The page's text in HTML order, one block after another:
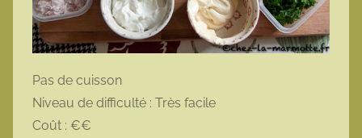
Pas de cuisson
Niveau de difficulté : Très facile
Coût : €€